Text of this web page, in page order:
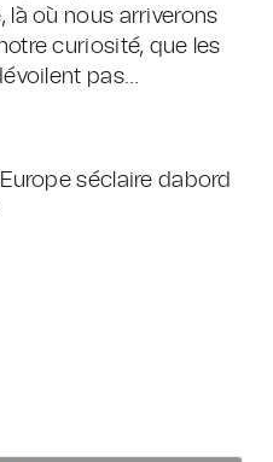
là où nous arriverons
curiosité, que les
pas…
séclaire dabord